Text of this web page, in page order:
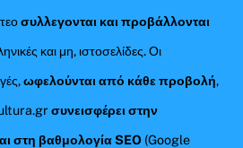
συλλεγονται και προβάλλονται
και μη, ιστοσελίδες. Οι
ωφελούνται από κάθε προβολή,
συνεισφέρει στην
στη βαθμολογία SEO (Google